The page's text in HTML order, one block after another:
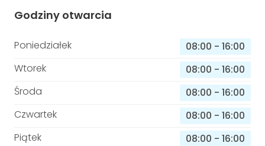
Godziny otwarcia
Poniedziałek 08:00 - 16:00
Wtorek
08:00 - 16:00
Środa
08:00 - 16:00
Czwartek
08:00 - 16:00
Piątek
08:00 - 16:00